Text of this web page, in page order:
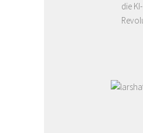
die KI-